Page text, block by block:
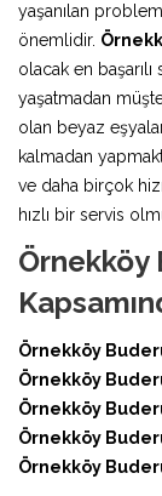
yaşanılan
önemlidir.
olacak en
yaşatmadan
olan beyaz
kalmadan
ve daha birçok
hızlı bir servis
Örnekköy
Örnekköy
Örnekköy
Örnekköy
Örnekköy
Örnekköy